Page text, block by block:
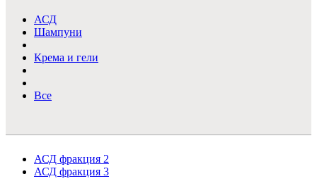
АСД
Шампуни
Крема и гели
Все
АСД фракция 2
АСД фракция 3